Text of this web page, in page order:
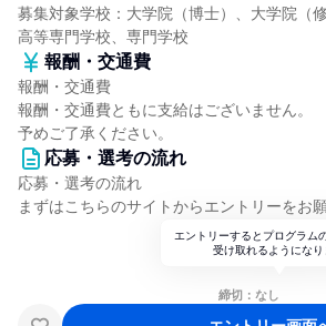
募集対象学校：大学院（博士）、大学院（
高等専門学校、専門学校
報酬・交通費
報酬・交通費
報酬・交通費ともに支給はございません。
予めご了承ください。
応募・選考の流れ
応募・選考の流れ
まずはこちらのサイトからエントリーをお
エントリーするとプログラム
受け取れるようになり
締切：なし